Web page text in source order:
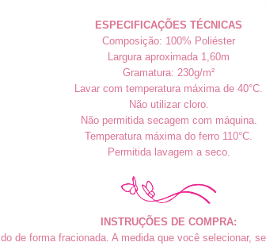
ESPECIFICAÇÕES TÉCNICAS
Composição: 100% Poliéster
Largura aproximada 1,60m
Gramatura: 230g/m²
Lavar com temperatura máxima de 40°C.
Não utilizar cloro.
Não permitida secagem com máquina.
Temperatura máxima do ferro 110°C.
Permitida lavagem a seco.
INSTRUÇÕES DE COMPRA:
de forma fracionada. A medida que você selecionar,